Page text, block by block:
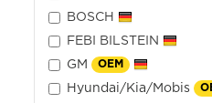
BOSCH
FEBI BILSTEIN
GM OEM
Hyundai/Kia/Mobis